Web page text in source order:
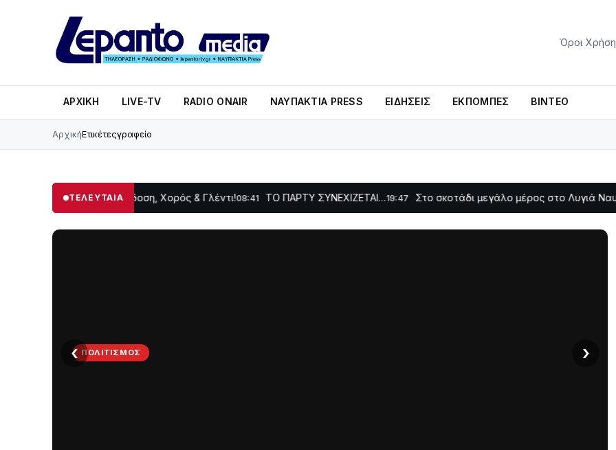
Όροι
ΑΡΧΙΚΉ LIVE-TV RADIO ONAIR ΝΑΥΠΑΚΤΊΑ PRESS ΕΙΔΉΣΕΙΣ ΕΚΠΟΜΠΈΣ ΒΊΝΤΕΟ
ΑρχικήΕτικέτεςγραφείο
ΤΕΛΕΥΤΑΙΑ
Δωρίδας: Παράδοση, Χορός & Γλέντι!08:41 ΤΟ ΠΑΡΤΥ ΣΥΝΕΧΙΖΕΤΑΙ…19:47 Στο σκοτάδι μεγάλο μέρος στο Λυγιά Ναυπάκτου
ΤΟ
‹ ›